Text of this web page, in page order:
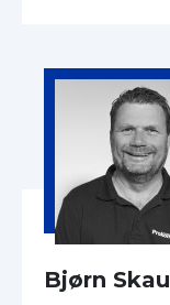
Bjørn Skau